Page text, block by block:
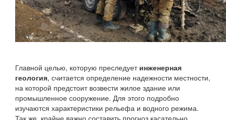
Главной целью, которую преследует инженерная
геология, считается определение надежности местности,
на которой предстоит возвести жилое здание или
промышленное сооружение. Для этого подробно
изучаются характеристики рельефа и водного режима.
Так же, крайне важно составить прогноз касательно